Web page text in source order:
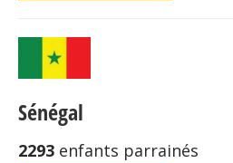
Sénégal
2293 enfants parrainés